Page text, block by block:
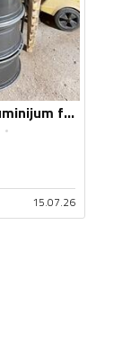
BBS - AMG - Aluminijum felne
15.07.26